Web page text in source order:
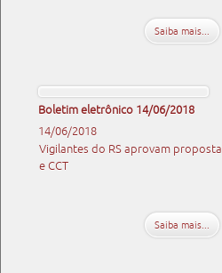
Saiba mais...
Boletim eletrônico 14/06/2018
14/06/2018
Vigilantes do RS aprovam proposta
e CCT
Saiba mais...